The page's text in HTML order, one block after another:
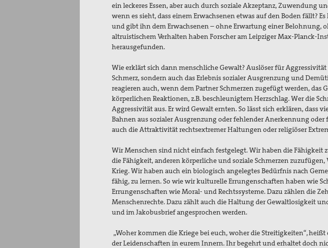
ein leckeres Essen, aber auch durch soziale Akzeptanz, Zuwendung
wenn es sieht, dass einem Erwachsenen etwas auf den Boden fällt?
und gibt ihn dem Erwachsenen – ohne Erwartung einer Belohnung,
altruistischem Verhalten haben Forscher am Leipziger Max-Planck-
herausgefunden.
Wie erklärt sich dann menschliche Gewalt? Auslöser für
Schmerz, sondern auch das Erlebnis sozialer Ausgrenzung und
reagieren auch, wenn dem Partner Schmerzen zugefügt werden, das
körperlichen Reaktionen, z.B. beschleunigtem Herzschlag. Wer die
Aggressivität aus. Er wird Gewalt ernten. So lässt sich erklären, dass
Bahnen aus sozialer Ausgrenzung oder fehlender Anerkennung
auch die Attraktivität rechtsextremer Haltungen oder religiöser
Wir Menschen sind nicht einfach festgelegt. Wir haben die Fähigkeit
die Fähigkeit, anderen körperliche und soziale Schmerzen
Krieg. Wir haben auch ein biologisch angelegtes Bedürfnis nach
fähig, zu lernen. So wie wir kulturelle Errungenschaften haben wie
Errungenschaften wie Moral- und Rechtssysteme. Dazu zählen die
Menschenrechte. Dazu zählt auch die Haltung der Gewaltlosigkeit
und im Jakobusbrief angesprochen werden.
„Woher kommen die Kriege bei euch, woher die Streitigkeiten“,
der Leidenschaften in eurem Innern. Ihr begehrt und erhaltet doch